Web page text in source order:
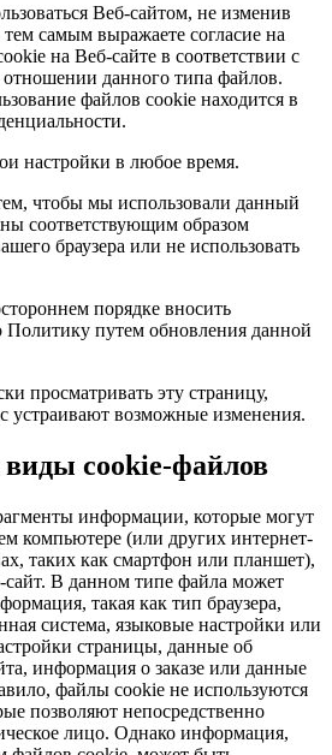
Веб-сайтом, не изменив
самым выражаете согласие на
на Веб-сайте в соответствии с
данного типа файлов.
файлов cookie находится в
настройки в любое время.
чтобы мы использовали данный
соответствующим образом
браузера или не использовать
порядке вносить
путем обновления данной
просматривать эту страницу,
устраивают возможные изменения.
cookie-файлов
информации, которые могут
компьютере (или других интернет-
таких как смартфон или планшет),
сайт. В данном типе файла может
такая как тип браузера,
система, языковые настройки или
страницы, данные об
информация о заказе или данные
файлы cookie не используются
позволяют непосредственно
лицо. Однако информация,